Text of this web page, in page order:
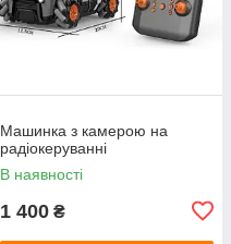
Машинка з камерою на
радіокеруванні
В наявності
1 400 ₴